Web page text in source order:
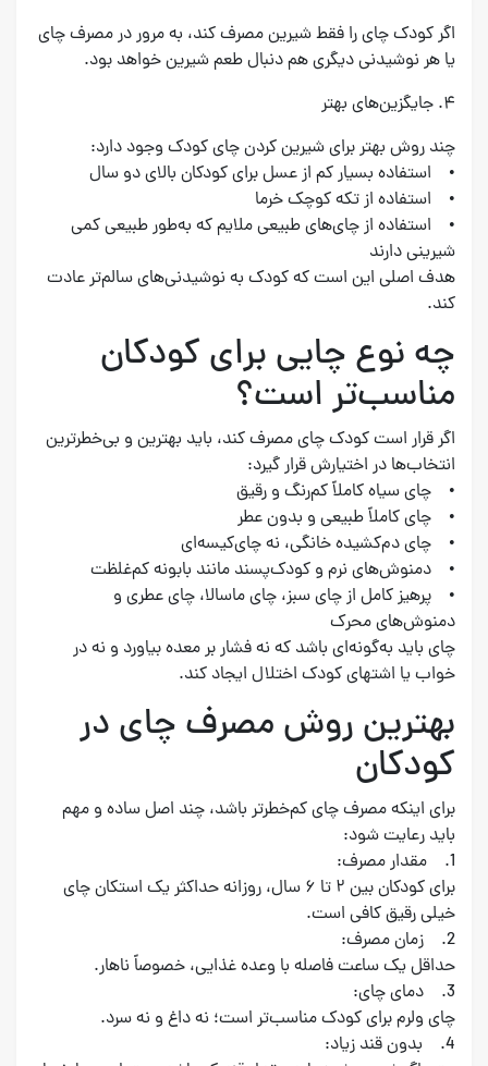
اگر کودک چای را فقط شیرین مصرف کند، به مرور در مصرف چای
یا هر نوشیدنی دیگری هم دنبال طعم شیرین خواهد بود.
۴. جایگزین‌های بهتر
چند روش بهتر برای شیرین کردن چای کودک وجود دارد:
• استفاده بسیار کم از عسل برای کودکان بالای دو سال
• استفاده از تکه کوچک خرما
• استفاده از چای‌های طبیعی ملایم که به‌طور طبیعی کمی
شیرینی دارند
هدف اصلی این است که کودک به نوشیدنی‌های سالم‌تر عادت
کند.
چه نوع چایی برای کودکان
مناسب‌تر است؟
اگر قرار است کودک چای مصرف کند، باید بهترین و بی‌خطرترین
انتخاب‌ها در اختیارش قرار گیرد:
• چای سیاه کاملاً کم‌رنگ و رقیق
• چای کاملاً طبیعی و بدون عطر
• چای دم‌کشیده خانگی، نه چای‌کیسه‌ای
• دمنوش‌های نرم و کودک‌پسند مانند بابونه کم‌غلظت
• پرهیز کامل از چای سبز، چای ماسالا، چای عطری و
دمنوش‌های محرک
چای باید به‌گونه‌ای باشد که نه فشار بر معده بیاورد و نه در
خواب یا اشتهای کودک اختلال ایجاد کند.
بهترین روش مصرف چای در
کودکان
برای اینکه مصرف چای کم‌خطرتر باشد، چند اصل ساده و مهم
باید رعایت شود:
1. مقدار مصرف:
برای کودکان بین ۲ تا ۶ سال، روزانه حداکثر یک استکان چای
خیلی رقیق کافی است.‌
2. زمان مصرف:
حداقل یک ساعت فاصله با وعده غذایی، خصوصاً ناهار.
3. دمای چای:
چای ولرم برای کودک مناسب‌تر است؛ نه داغ و نه سرد.
4. بدون قند زیاد: